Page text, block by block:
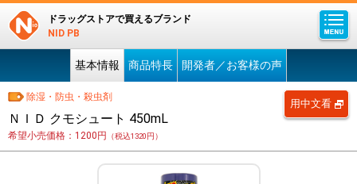
ドラッグストアで買えるブランド
NID PB
基本情報 商品特長 開発者／お客様の声
除湿・防虫・殺虫剤
ＮＩＤ クモシュート 450mL
希望小売価格：1200円 （税込1320円）
用中文看